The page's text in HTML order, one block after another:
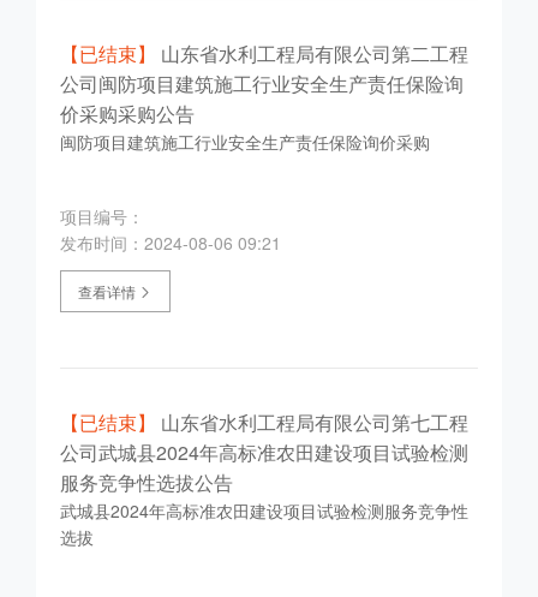
【已结束】
山东省水利工程局有限公司第二工程
公司闽防项目建筑施工行业安全生产责任保险询
价采购采购公告
闽防项目建筑施工行业安全生产责任保险询价采购
项目编号：
发布时间：2024-08-06 09:21
查看详情
【已结束】
山东省水利工程局有限公司第七工程
公司武城县2024年高标准农田建设项目试验检测
服务竞争性选拔公告
武城县2024年高标准农田建设项目试验检测服务竞争性
选拔